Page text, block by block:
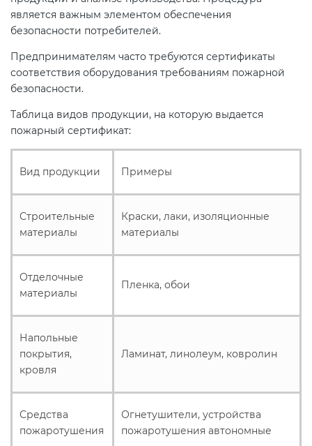
является важным элементом обеспечения
безопасности потребителей.
Предпринимателям часто требуются сертификаты
соответствия оборудования требованиям пожарной
безопасности.
Таблица видов продукции, на которую выдается
пожарный сертификат:
Вид продукции Примеры
Строительные
материалы
Краски, лаки, изоляционные
материалы
Отделочные
материалы
Пленка, обои
Напольные
покрытия,
кровля
Ламинат, линолеум, ковролин
Средства
пожаротушения
Огнетушители, устройства
пожаротушения автономные